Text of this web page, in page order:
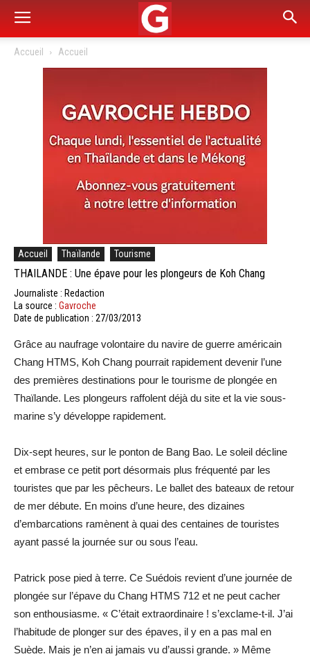
Accueil Accueil
Accueil Thaïlande Tourisme
THAILANDE : Une épave pour les plongeurs de Koh Chang
Journaliste : Redaction
La source : Gavroche
Date de publication : 27/03/2013
Grâce au naufrage volontaire du navire de guerre américain
Chang HTMS, Koh Chang pourrait rapidement devenir l’une
des premières destinations pour le tourisme de plongée en
Thaïlande. Les plongeurs raffolent déjà du site et la vie sous-
marine s’y développe rapidement.
Dix-sept heures, sur le ponton de Bang Bao. Le soleil décline
et embrase ce petit port désormais plus fréquenté par les
touristes que par les pêcheurs. Le ballet des bateaux de retour
de mer débute. En moins d’une heure, des dizaines
d’embarcations ramènent à quai des centaines de touristes
ayant passé la journée sur ou sous l’eau.
Patrick pose pied à terre. Ce Suédois revient d’une journée de
plongée sur l’épave du Chang HTMS 712 et ne peut cacher
son enthousiasme. « C’était extraordinaire ! s’exclame-t-il. J’ai
l’habitude de plonger sur des épaves, il y en a pas mal en
Suède. Mais je n’en ai jamais vu d’aussi grande. » Même